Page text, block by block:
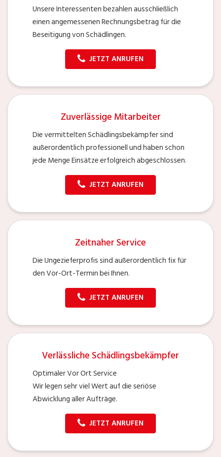
Unsere Interessenten bezahlen ausschließlich
einen angemessenen Rechnungsbetrag für die
Beseitigung von Schädlingen.
JETZT ANRUFEN
Zuverlässige Mitarbeiter
Die vermittelten Schädlingsbekämpfer sind
außerordentlich professionell und haben schon
jede Menge Einsätze erfolgreich abgeschlossen.
JETZT ANRUFEN
Zeitnaher Service
Die Ungezieferprofis sind außerordentlich fix für
den Vor-Ort-Termin bei Ihnen.
JETZT ANRUFEN
Verlässliche Schädlingsbekämpfer
Optimaler Vor Ort Service
Wir legen sehr viel Wert auf die seriöse
Abwicklung aller Aufträge.
JETZT ANRUFEN